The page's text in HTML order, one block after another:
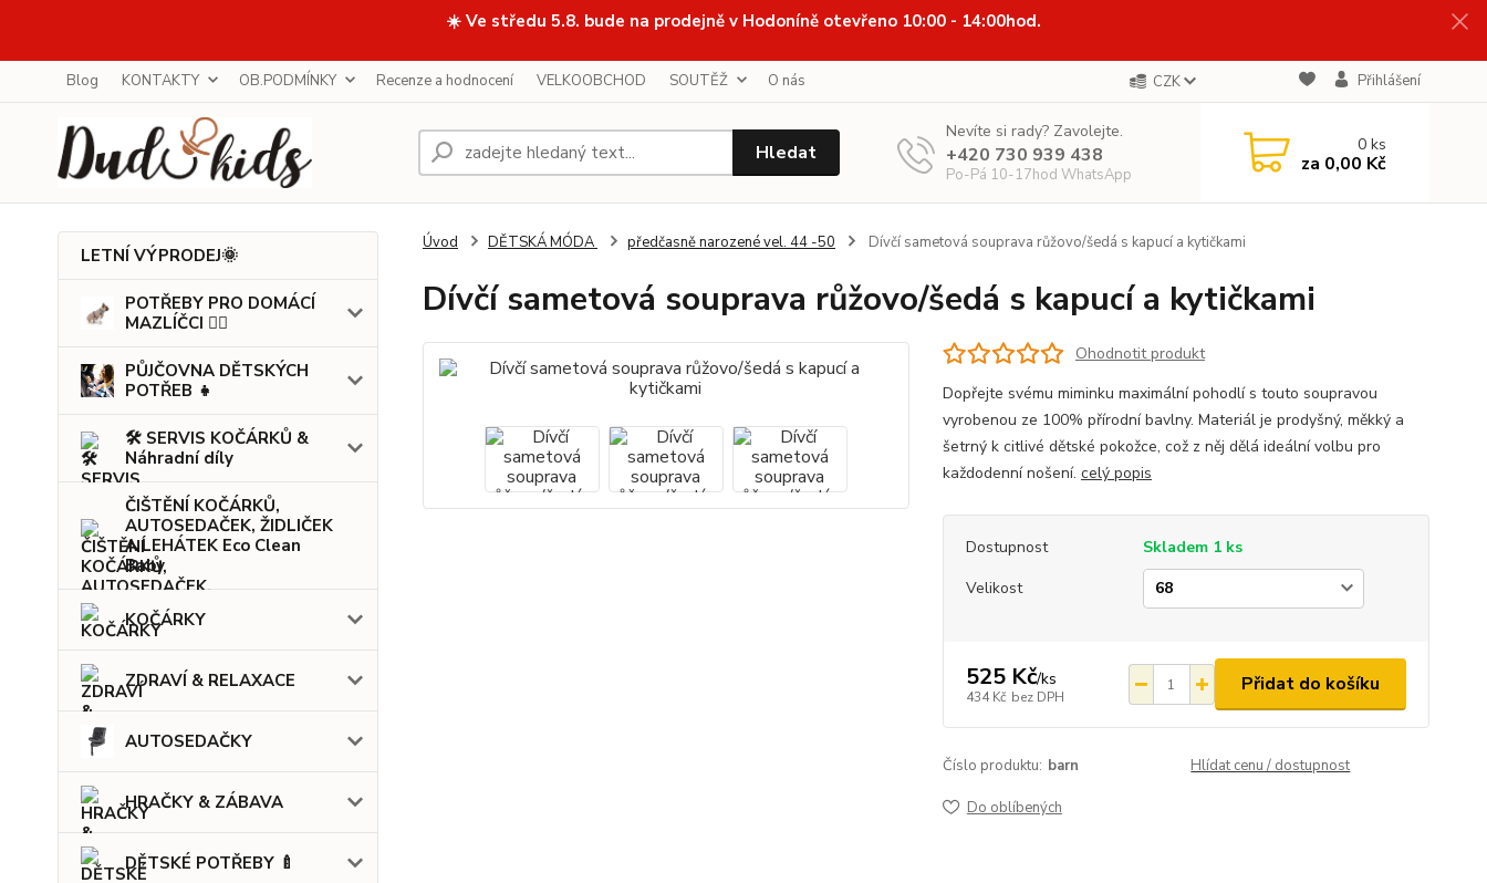
☀️ Ve středu 5.8. bude na prodejně v Hodoníně otevřeno 10:00 - 14:00hod.
Blog KONTAKTY OB.PODMÍNKY Recenze a hodnocení VELKOOBCHOD SOUTĚŽ O nás CZK Přihlášení
Hledat
Nevíte si rady? Zavolejte.
+420 730 939 438
Po-Pá 10-17hod WhatsApp
0ks
za 0,00 Kč
LETNÍ VÝPRODEJ🌞
POTŘEBY PRO DOMÁCÍ
MAZLÍČCI 🐕‍🦺
PŮJČOVNA DĚTSKÝCH
POTŘEB 👧
🛠️ SERVIS KOČÁRKŮ &
Náhradní díly
ČIŠTĚNÍ KOČÁRKŮ,
AUTOSEDAČEK, ŽIDLIČEK
A LEHÁTEK Eco Clean
Baby
KOČÁRKY
ZDRAVÍ & RELAXACE
AUTOSEDAČKY
HRAČKY & ZÁBAVA
DĚTSKÉ POTŘEBY 🍼
Úvod DĚTSKÁ MÓDA předčasně narozené vel. 44 -50 Dívčí sametová souprava růžovo/šedá s kapucí a kytičkami
Dívčí sametová souprava růžovo/šedá s kapucí a kytičkami
Ohodnotit produkt
Dopřejte svému miminku maximální pohodlí s touto soupravou
vyrobenou ze 100% přírodní bavlny. Materiál je prodyšný, měkký a
šetrný k citlivé dětské pokožce, což z něj dělá ideální volbu pro
každodenní nošení. celý popis
Dostupnost
Skladem 1 ks
Velikost
525 Kč/ks
434 Kč bez DPH
Přidat do košíku
Číslo produktu: barn Hlídat cenu / dostupnost
Do oblíbených